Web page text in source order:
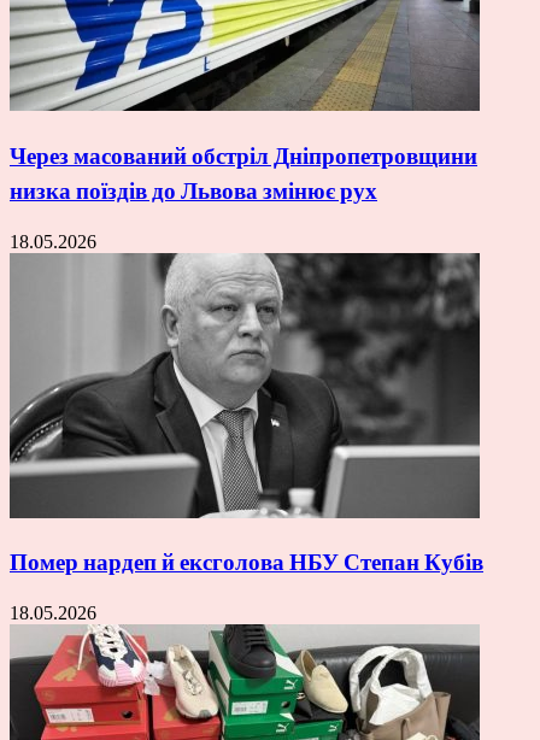
Через масований обстріл Дніпропетровщини
низка поїздів до Львова змінює рух
18.05.2026
Помер нардеп й ексголова НБУ Степан Кубів
18.05.2026